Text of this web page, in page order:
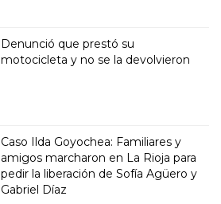
Denunció que prestó su
motocicleta y no se la devolvieron
Caso Ilda Goyochea: Familiares y
amigos marcharon en La Rioja para
pedir la liberación de Sofía Agüero y
Gabriel Díaz